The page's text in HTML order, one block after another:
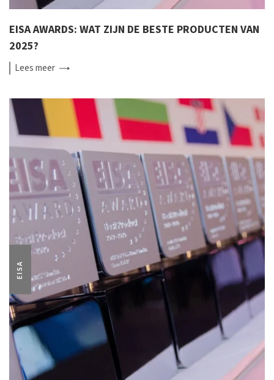
EISA AWARDS: WAT ZIJN DE BESTE PRODUCTEN VAN
2025?
Leesmeer
EISA